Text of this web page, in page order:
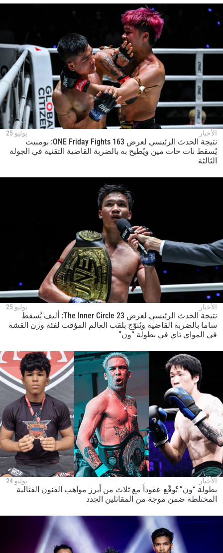
الأخبار يوليو 25
نتيجة الحدث الرئيسي لعرض ONE Friday Fights 163: بومبيت
يُسقط نات خات مين ويُطيح به بالضربة القاضية التقنية في الجولة
الثالثة
الأخبار يوليو 25
نتيجة الحدث الرئيسي لعرض The Inner Circle 23: أليف يُسقط
ساما بالضربة القاضية ويُتوّج بلقب العالم المؤقت لفئة وزن القشة
في المواي تاي في بطولة “ون”
الأخبار يوليو 24
بطولة “ون” تُوقّع عقوداً مع ثلاث من أبرز مواهب الفنون القتالية
المختلطة ضمن موجة من المقاتلين الجدد